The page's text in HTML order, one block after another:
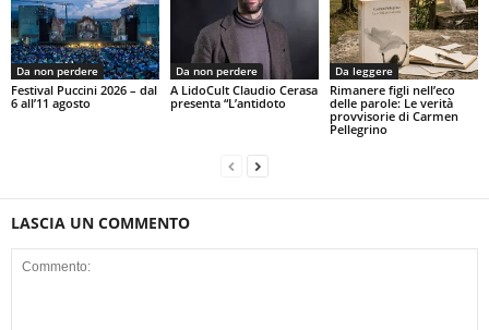
Da non perdere
Festival Puccini 2026 – dal
6 all’11 agosto
Da non perdere
A LidoCult Claudio Cerasa
presenta “L’antidoto
Da leggere
Rimanere figli nell’eco
delle parole: Le verità
provvisorie di Carmen
Pellegrino
LASCIA UN COMMENTO